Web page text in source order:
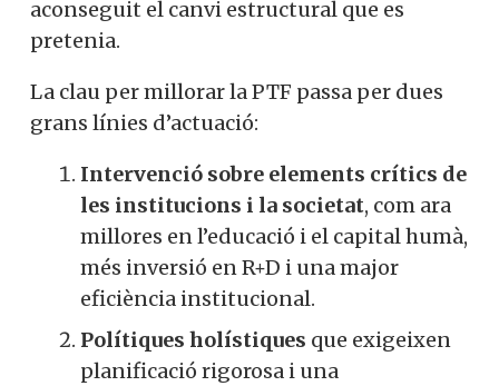
aconseguit el canvi estructural que es
pretenia.
La clau per millorar la PTF passa per dues
grans línies d’actuació:
Intervenció sobre elements crítics de
les institucions i la societat, com ara
millores en l’educació i el capital humà,
més inversió en R+D i una major
eficiència institucional.
Polítiques holístiques que exigeixen
planificació rigorosa i una